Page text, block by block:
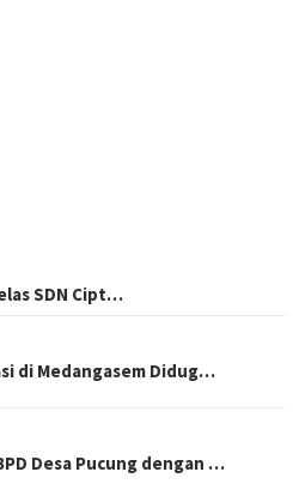
SDN Cipt…
di Medangasem Didug…
Desa Pucung dengan …